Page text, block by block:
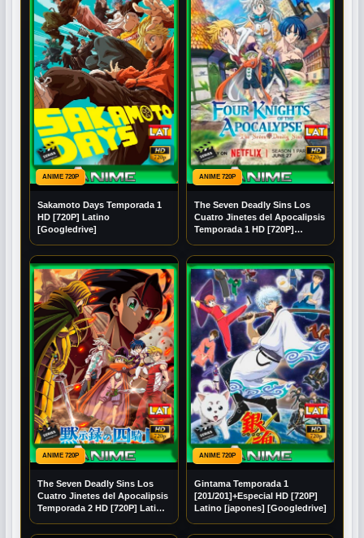
ANIME 720P
Sakamoto Days Temporada 1
HD [720P] Latino
[Googledrive]
ANIME 720P
The Seven Deadly Sins Los
Cuatro Jinetes del Apocalipsis
Temporada 1 HD [720P]
ANIME 720P
The Seven Deadly Sins Los
Cuatro Jinetes del Apocalipsis
Temporada 2 HD [720P] Latino
ANIME 720P
Gintama Temporada 1
[201/201]+Especial HD [720P]
Latino [japones] [Googledrive]